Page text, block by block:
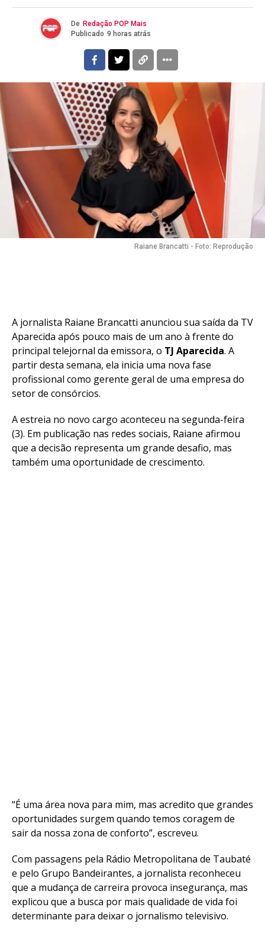
De Redação POP Mais
Publicado 9 horas atrás
Raiane Brancatti - Foto: Reprodução
A jornalista Raiane Brancatti anunciou sua saída da TV
Aparecida após pouco mais de um ano à frente do
principal telejornal da emissora, o TJ Aparecida. A
partir desta semana, ela inicia uma nova fase
profissional como gerente geral de uma empresa do
setor de consórcios.
A estreia no novo cargo aconteceu na segunda-feira
(3). Em publicação nas redes sociais, Raiane afirmou
que a decisão representa um grande desafio, mas
também uma oportunidade de crescimento.
“É uma área nova para mim, mas acredito que grandes
oportunidades surgem quando temos coragem de
sair da nossa zona de conforto”, escreveu.
Com passagens pela Rádio Metropolitana de Taubaté
e pelo Grupo Bandeirantes, a jornalista reconheceu
que a mudança de carreira provoca insegurança, mas
explicou que a busca por mais qualidade de vida foi
determinante para deixar o jornalismo televisivo.